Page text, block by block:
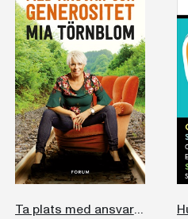
Ta plats med ansvar och generositet